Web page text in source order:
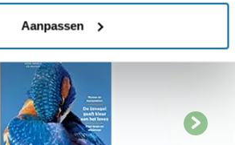
Aanpassen